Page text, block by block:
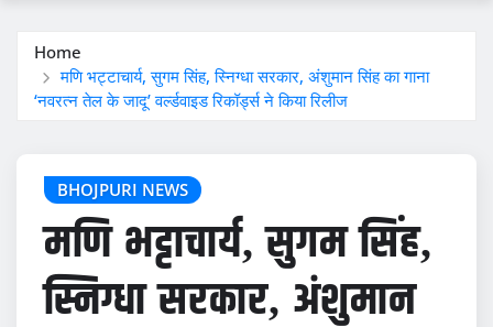
Home
मणि भट्टाचार्य, सुगम सिंह, स्निग्धा सरकार, अंशुमान सिंह का गाना
‘नवरत्न तेल के जादू’ वर्ल्डवाइड रिकॉर्ड्स ने किया रिलीज
BHOJPURI NEWS
मणि भट्टाचार्य, सुगम सिंह,
स्निग्धा सरकार, अंशुमान